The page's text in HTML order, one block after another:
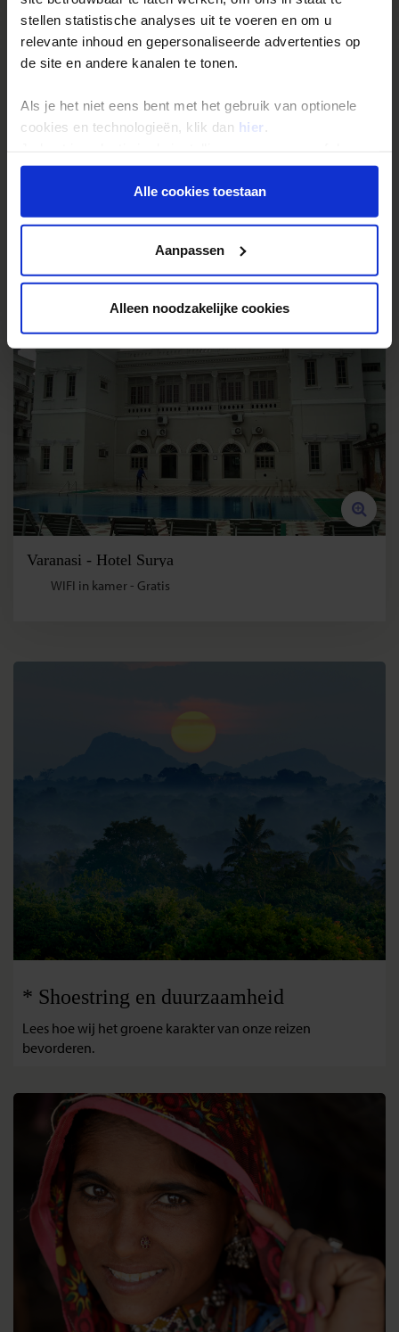
stellen statistische analyses uit te voeren en om u
relevante inhoud en gepersonaliseerde advertenties op
de site en andere kanalen te tonen.
Als je het niet eens bent met het gebruik van optionele
cookies en technologieën, klik dan hier
onder aan de pagina op elk gewenst moment voor de
toekomst wijzigen.Alle cookies toestaan
Aanpassen
Alleen noodzakelijke cookies
Agra - Surasena Regal Vista
WIFI in receptie en/of algemene ruimte - Gratis
Varanasi - Hotel Surya
WIFI in kamer - Gratis
* Shoestring en duurzaamheid
Lees hoe wij het groene karakter van onze reizen
bevorderen.